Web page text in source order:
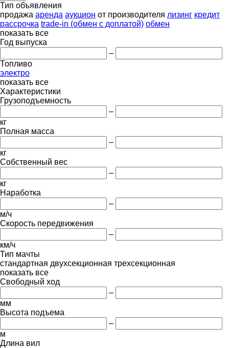
Тип объявления
продажа аренда аукцион от производителя лизинг кредит
рассрочка trade-in (обмен с доплатой) обмен
показать все
Год выпуска
–
Топливо
электро
показать все
Характеристики
Грузоподъемность
–
кг
Полная масса
–
кг
Собственный вес
–
кг
Наработка
–
м/ч
Скорость передвижения
–
км/ч
Тип мачты
стандартная двухсекционная трехсекционная
показать все
Свободный ход
–
мм
Высота подъема
–
м
Длина вил